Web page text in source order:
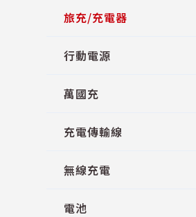
旅充/充電器
行動電源
萬國充
充電傳輸線
無線充電
電池